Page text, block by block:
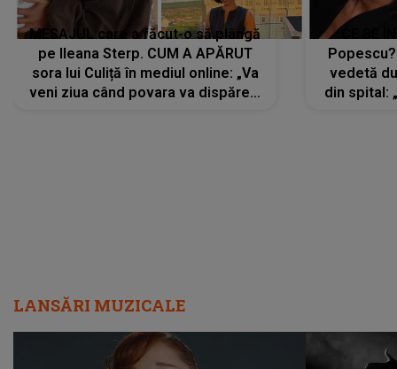
MESAJUL care a făcut-o să plângă
pe Ileana Sterp. CUM A APĂRUT
sora lui Culiță în mediul online: „Va
veni ziua când povara va dispărea,
vedetă
din spital:
LANSĂRI MUZICALE